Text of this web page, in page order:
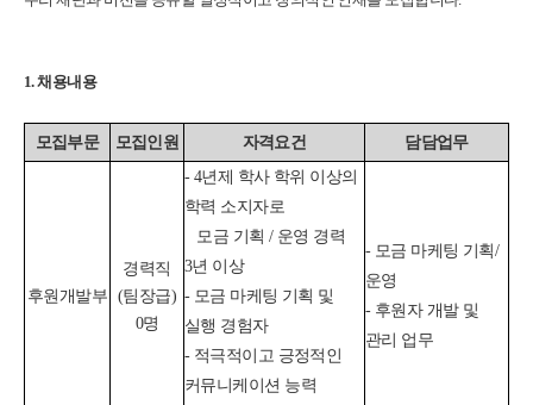
1. 채용내용
모집부문 모집인원 자격요건 담담업무
후원개발부
경력직
(팀장급)
0명
- 4년제 학사 학위 이상의
학력 소지자로
모금 기획 / 운영 경력
3년 이상
- 모금 마케팅 기획 및
실행 경험자
- 적극적이고 긍정적인
커뮤니케이션 능력
- 모금 마케팅 기획/
운영
- 후원자 개발 및
관리 업무